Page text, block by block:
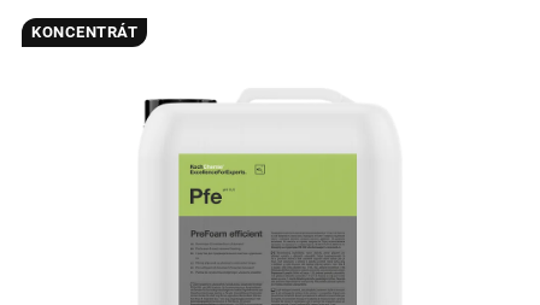
VÝHODNÉ SADY
DARČEKOVÉ POUKAZY
ČISTENIE A ÚDRŽBA LODÍ
KONCENTRÁT